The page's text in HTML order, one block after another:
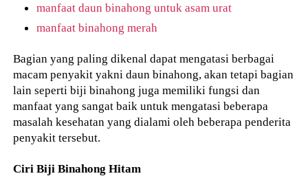
manfaat daun binahong untuk asam urat
manfaat binahong merah
Bagian yang paling dikenal dapat mengatasi berbagai
macam penyakit yakni daun binahong, akan tetapi bagian
lain seperti biji binahong juga memiliki fungsi dan
manfaat yang sangat baik untuk mengatasi beberapa
masalah kesehatan yang dialami oleh beberapa penderita
penyakit tersebut.
Ciri Biji Binahong Hitam